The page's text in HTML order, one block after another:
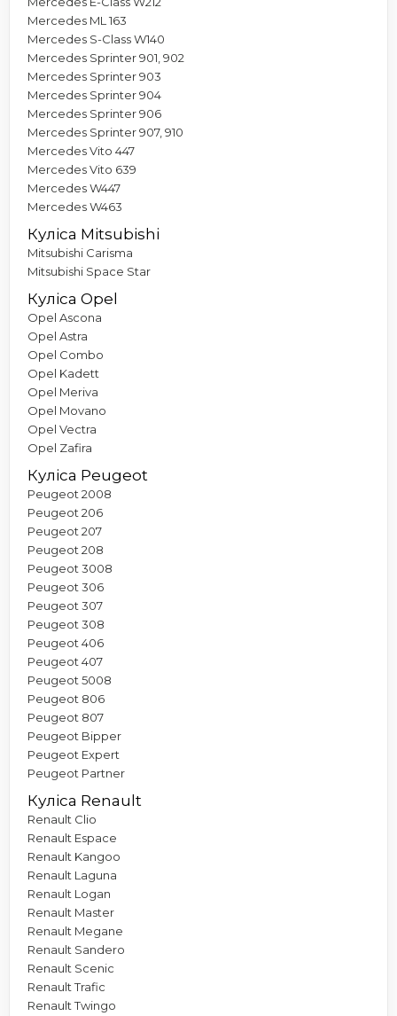
Mercedes ML 163
Mercedes S-Class W140
Mercedes Sprinter 901, 902
Mercedes Sprinter 903
Mercedes Sprinter 904
Mercedes Sprinter 906
Mercedes Sprinter 907, 910
Mercedes Vito 447
Mercedes Vito 639
Mercedes W447
Mercedes W463
Куліса Mitsubishi
Mitsubishi Carisma
Mitsubishi Space Star
Куліса Opel
Opel Ascona
Opel Astra
Opel Combo
Opel Kadett
Opel Meriva
Opel Movano
Opel Vectra
Opel Zafira
Куліса Peugeot
Peugeot 2008
Peugeot 206
Peugeot 207
Peugeot 208
Peugeot 3008
Peugeot 306
Peugeot 307
Peugeot 308
Peugeot 406
Peugeot 407
Peugeot 5008
Peugeot 806
Peugeot 807
Peugeot Bipper
Peugeot Expert
Peugeot Partner
Куліса Renault
Renault Clio
Renault Espace
Renault Kangoo
Renault Laguna
Renault Logan
Renault Master
Renault Megane
Renault Sandero
Renault Scenic
Renault Trafic
Renault Twingo